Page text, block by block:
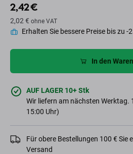
2,42 €
2,02 € ohne VAT
Erhalten Sie bessere Preise bis zu -
In den
AUF LAGER 10+ Stk
Wir liefern am nächsten Werktag.
15:00 Uhr)
Für obere Bestellungen 100 € Sie
Versand